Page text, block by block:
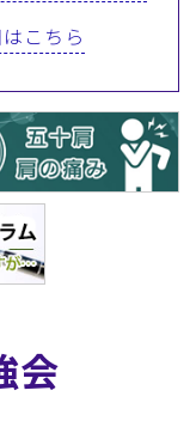
こちら
会